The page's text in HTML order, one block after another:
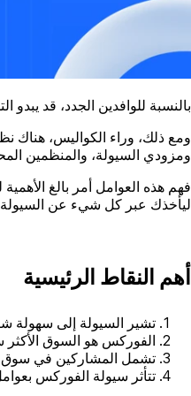
بالنسبة للوافدين الجدد، قد
ومع ذلك، وراء الكواليس، هناك
ومزودي السيولة، والمنظمين
فهم هذه العوامل أمر بالغ
ليأخذك عبر كل شيء عن
أهم النقاط الرئيسية
تشير السيولة إلى سهولة
الفوركس هو السوق الأكثر
تشمل المشاركين في سوق
تتأثر سيولة الفوركس